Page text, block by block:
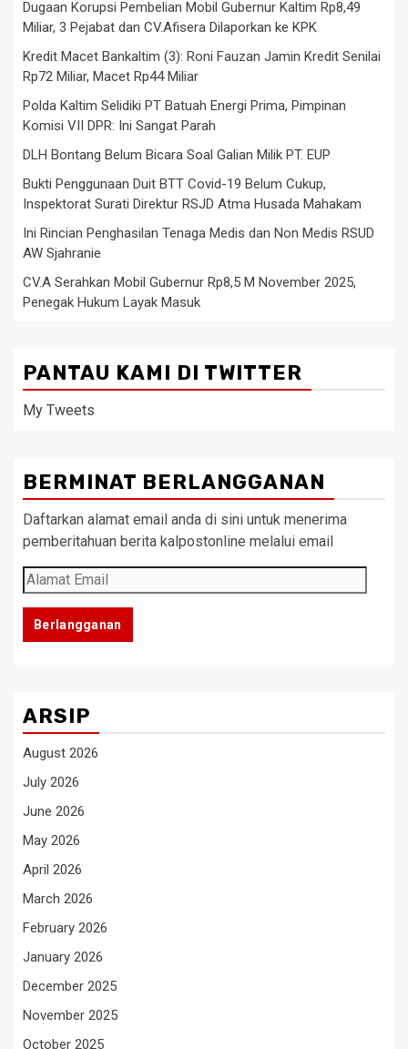
Dugaan Korupsi Pembelian Mobil Gubernur Kaltim Rp8,49
Miliar, 3 Pejabat dan CV.Afisera Dilaporkan ke KPK
Kredit Macet Bankaltim (3): Roni Fauzan Jamin Kredit Senilai
Rp72 Miliar, Macet Rp44 Miliar
Polda Kaltim Selidiki PT Batuah Energi Prima, Pimpinan
Komisi VII DPR: Ini Sangat Parah
DLH Bontang Belum Bicara Soal Galian Milik PT. EUP
Bukti Penggunaan Duit BTT Covid-19 Belum Cukup,
Inspektorat Surati Direktur RSJD Atma Husada Mahakam
Ini Rincian Penghasilan Tenaga Medis dan Non Medis RSUD
AW Sjahranie
CV.A Serahkan Mobil Gubernur Rp8,5 M November 2025,
Penegak Hukum Layak Masuk
PANTAU KAMI DI TWITTER
My Tweets
BERMINAT BERLANGGANAN
Daftarkan alamat email anda di sini untuk menerima
pemberitahuan berita kalpostonline melalui email
Alamat
Email
Berlangganan
ARSIP
August 2026
July 2026
June 2026
May 2026
April 2026
March 2026
February 2026
January 2026
December 2025
November 2025
October 2025